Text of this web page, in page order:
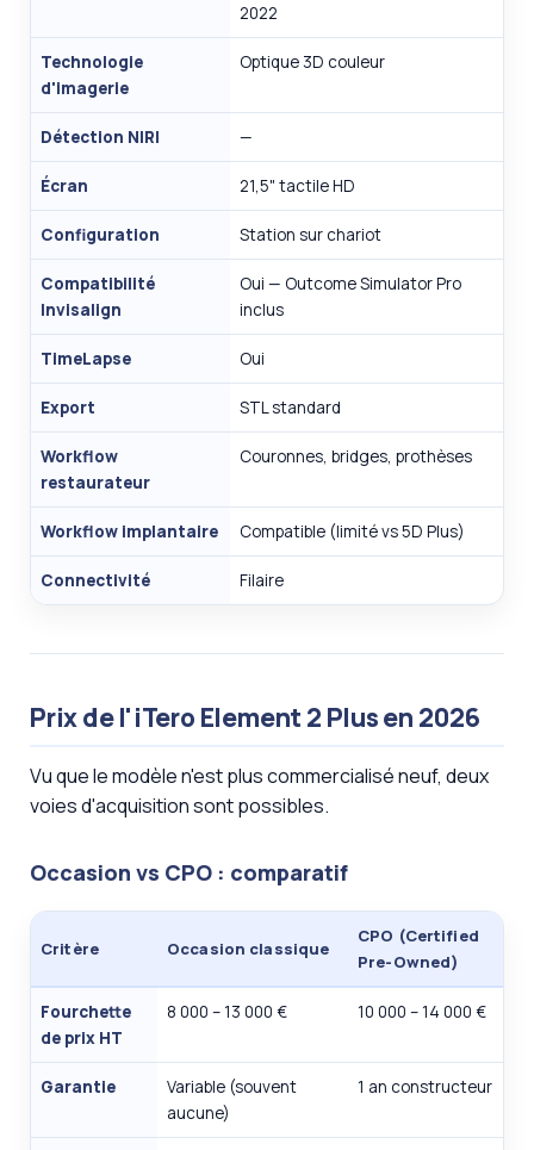
2022
Technologie
d'imagerie
Optique 3D couleur
Détection NIRI —
Écran 21,5" tactile HD
Configuration Station sur chariot
Compatibilité
Invisalign
Oui — Outcome Simulator Pro
inclus
TimeLapse Oui
Export STL standard
Workflow
restaurateur
Couronnes, bridges, prothèses
Workflow implantaire Compatible (limité vs 5D Plus)
Connectivité Filaire
Prix de l'iTero Element 2 Plus en 2026
Vu que le modèle n'est plus commercialisé neuf, deux
voies d'acquisition sont possibles.
Occasion vs CPO : comparatif
Critère Occasion classique
CPO (Certified
Pre-Owned)
Fourchette
de prix HT
8 000 – 13 000 € 10 000 – 14 000 €
Garantie
Variable (souvent
aucune)
1 an constructeur